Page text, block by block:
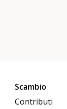
Scambio
Contributi